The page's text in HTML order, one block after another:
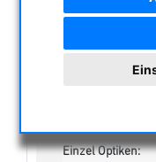
Newton-
Einzel Optiken: